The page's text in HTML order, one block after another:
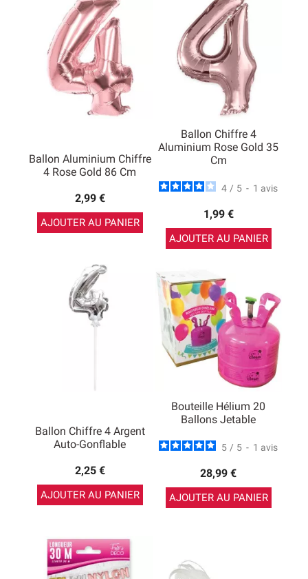
Ballon Aluminium Chiffre
4 Rose Gold 86 Cm
2,99 €
AJOUTER AU PANIER
Ballon Chiffre 4
Aluminium Rose Gold 35
Cm
4 / 5 - 1 avis
1,99 €
AJOUTER AU PANIER
Ballon Chiffre 4 Argent
Auto-Gonflable
2,25 €
AJOUTER AU PANIER
Bouteille Hélium 20
Ballons Jetable
5 / 5 - 1 avis
28,99 €
AJOUTER AU PANIER